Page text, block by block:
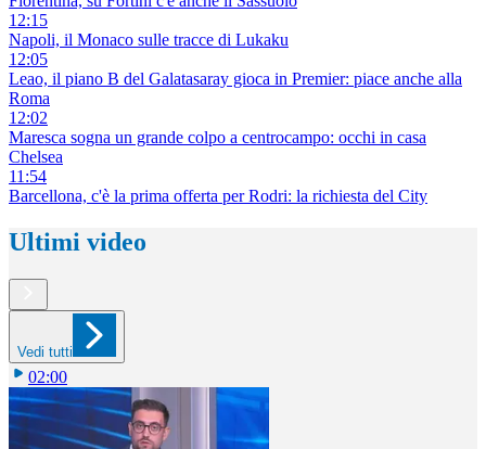
12:15
Napoli, il Monaco sulle tracce di Lukaku
12:05
Leao, il piano B del Galatasaray gioca in Premier: piace anche alla
Roma
12:02
Maresca sogna un grande colpo a centrocampo: occhi in casa
Chelsea
11:54
Barcellona, c'è la prima offerta per Rodri: la richiesta del City
Ultimi video
Vedi tutti
02:00